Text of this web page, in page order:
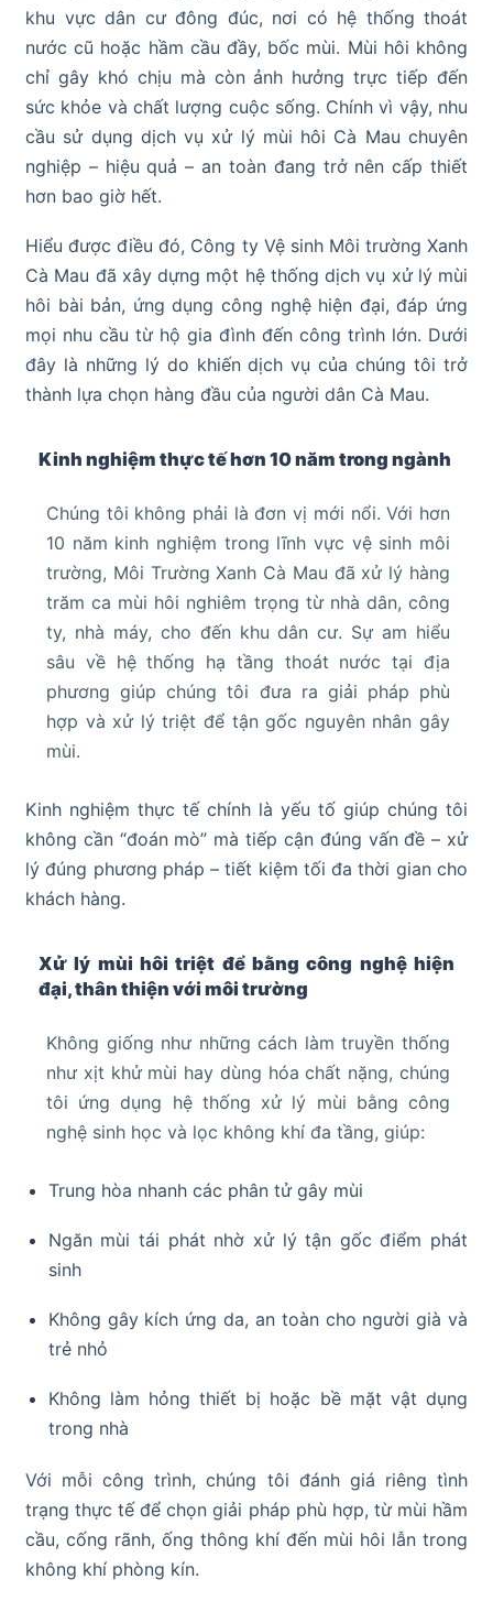
khu vực dân cư đông đúc, nơi có hệ thống thoát
nước cũ hoặc hầm cầu đầy, bốc mùi. Mùi hôi không
chỉ gây khó chịu mà còn ảnh hưởng trực tiếp đến
sức khỏe và chất lượng cuộc sống. Chính vì vậy, nhu
cầu sử dụng dịch vụ xử lý mùi hôi Cà Mau chuyên
nghiệp – hiệu quả – an toàn đang trở nên cấp thiết
hơn bao giờ hết.
Hiểu được điều đó, Công ty Vệ sinh Môi trường Xanh
Cà Mau đã xây dựng một hệ thống dịch vụ xử lý mùi
hôi bài bản, ứng dụng công nghệ hiện đại, đáp ứng
mọi nhu cầu từ hộ gia đình đến công trình lớn. Dưới
đây là những lý do khiến dịch vụ của chúng tôi trở
thành lựa chọn hàng đầu của người dân Cà Mau.
Kinh nghiệm thực tế hơn 10 năm trong ngành
Chúng tôi không phải là đơn vị mới nổi. Với hơn
10 năm kinh nghiệm trong lĩnh vực vệ sinh môi
trường, Môi Trường Xanh Cà Mau đã xử lý hàng
trăm ca mùi hôi nghiêm trọng từ nhà dân, công
ty, nhà máy, cho đến khu dân cư. Sự am hiểu
sâu về hệ thống hạ tầng thoát nước tại địa
phương giúp chúng tôi đưa ra giải pháp phù
hợp và xử lý triệt để tận gốc nguyên nhân gây
mùi.
Kinh nghiệm thực tế chính là yếu tố giúp chúng tôi
không cần “đoán mò” mà tiếp cận đúng vấn đề – xử
lý đúng phương pháp – tiết kiệm tối đa thời gian cho
khách hàng.
Xử lý mùi hôi triệt để bằng công nghệ hiện
đại, thân thiện với môi trường
Không giống như những cách làm truyền thống
như xịt khử mùi hay dùng hóa chất nặng, chúng
tôi ứng dụng hệ thống xử lý mùi bằng công
nghệ sinh học và lọc không khí đa tầng, giúp:
Trung hòa nhanh các phân tử gây mùi
Ngăn mùi tái phát nhờ xử lý tận gốc điểm phát
sinh
Không gây kích ứng da, an toàn cho người già và
trẻ nhỏ
Không làm hỏng thiết bị hoặc bề mặt vật dụng
trong nhà
Với mỗi công trình, chúng tôi đánh giá riêng tình
trạng thực tế để chọn giải pháp phù hợp, từ mùi hầm
cầu, cống rãnh, ống thông khí đến mùi hôi lẫn trong
không khí phòng kín.